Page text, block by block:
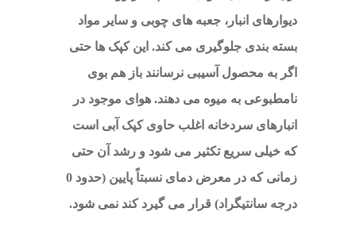
دیوارهای انبار، جعبه های چوبی و سایر مواد
بسته بندی جلوگیری می کند. این کپک ها حتی
اگر به محصول آسیبی نرسانند باز هم بوی
نامطبوعی به میوه می دهند. هوای موجود در
انبارهای سردخانه اغلب حاوی کپک آبی است
که خیلی سریع تکثیر می شود و رشد آن حتی
زمانی که در معرض دمای نسبتاً پایین (حدود 0
درجه سانتیگراد) قرار می گیرد کند نمی شود.